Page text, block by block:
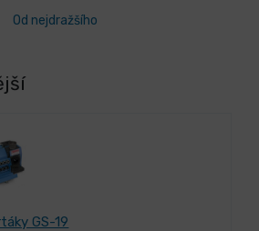
Od nejdražšího
GS-19